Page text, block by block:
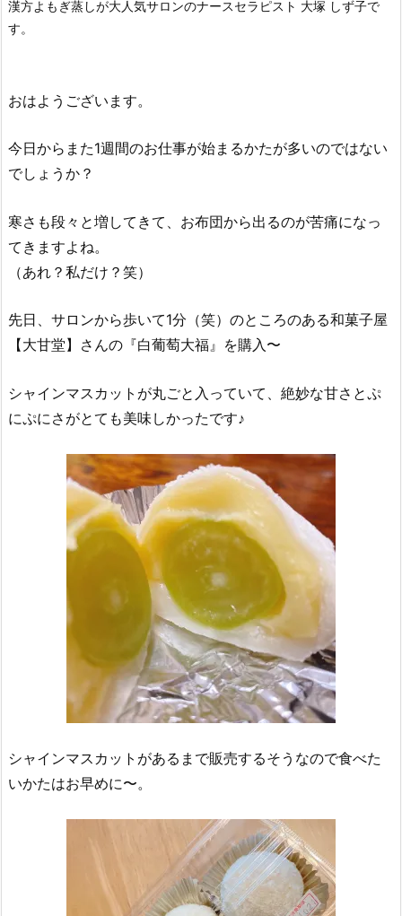
漢方よもぎ蒸しが大人気サロンのナースセラピスト 大塚 しず子で
す。
おはようございます。
今日からまた1週間のお仕事が始まるかたが多いのではない
でしょうか？
寒さも段々と増してきて、お布団から出るのが苦痛になっ
てきますよね。
（あれ？私だけ？笑）
先日、サロンから歩いて1分（笑）のところのある和菓子屋
【大甘堂】さんの『白葡萄大福』を購入〜
シャインマスカットが丸ごと入っていて、絶妙な甘さとぷ
にぷにさがとても美味しかったです♪
シャインマスカットがあるまで販売するそうなので食べた
いかたはお早めに〜。